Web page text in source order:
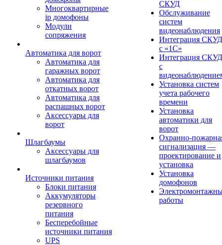
Многоквартирные
ip домофоны
Модули
сопряжения
Автоматика для ворот
Автоматика для
гаражных ворот
Автоматика для
откатных ворот
Автоматика для
распашных ворот
Аксессуары для
ворот
Шлагбаумы
Аксессуары для
шлагбаумов
Источники питания
Блоки питания
Аккумуляторы
резервного
питания
Бесперебойные
источники питания
UPS
СКУД
Обслуживание
систем
видеонаблюдения
Интеграция СКУД
с «1С»
Интеграция СКУД
с
Установка систем
учета рабочего
времени
Установка
автоматики для
ворот
Охранно-
сигнализация —
проектирование и
установка
Установка
домофонов
работы